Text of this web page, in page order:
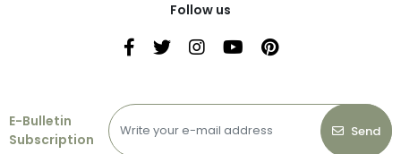
Follow us
E-Bulletin
Subscription
Send